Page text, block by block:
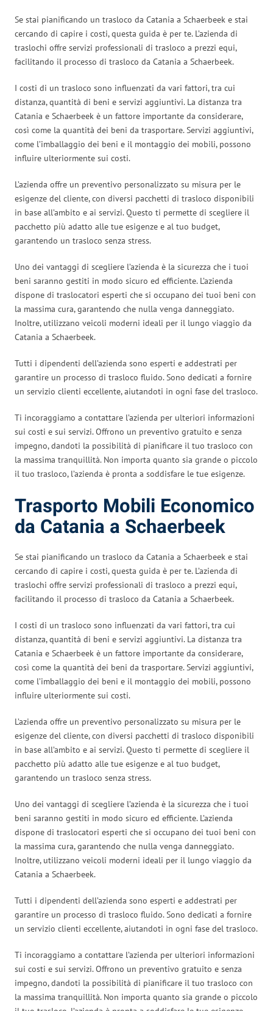
Se stai pianificando un trasloco da Catania a Schaerbeek e stai
cercando di capire i costi, questa guida è per te. L’azienda di
traslochi offre servizi professionali di trasloco a prezzi equi,
facilitando il processo di trasloco da Catania a Schaerbeek.
I costi di un trasloco sono influenzati da vari fattori, tra cui
distanza, quantità di beni e servizi aggiuntivi. La distanza tra
Catania e Schaerbeek è un fattore importante da considerare,
così come la quantità dei beni da trasportare. Servizi aggiuntivi,
come l’imballaggio dei beni e il montaggio dei mobili, possono
influire ulteriormente sui costi.
L’azienda offre un preventivo personalizzato su misura per le
esigenze del cliente, con diversi pacchetti di trasloco disponibili
in base all’ambito e ai servizi. Questo ti permette di scegliere il
pacchetto più adatto alle tue esigenze e al tuo budget,
garantendo un trasloco senza stress.
Uno dei vantaggi di scegliere l’azienda è la sicurezza che i tuoi
beni saranno gestiti in modo sicuro ed efficiente. L’azienda
dispone di traslocatori esperti che si occupano dei tuoi beni con
la massima cura, garantendo che nulla venga danneggiato.
Inoltre, utilizzano veicoli moderni ideali per il lungo viaggio da
Catania a Schaerbeek.
Tutti i dipendenti dell’azienda sono esperti e addestrati per
garantire un processo di trasloco fluido. Sono dedicati a fornire
un servizio clienti eccellente, aiutandoti in ogni fase del trasloco.
Ti incoraggiamo a contattare l’azienda per ulteriori informazioni
sui costi e sui servizi. Offrono un preventivo gratuito e senza
impegno, dandoti la possibilità di pianificare il tuo trasloco con
la massima tranquillità. Non importa quanto sia grande o piccolo
il tuo trasloco, l’azienda è pronta a soddisfare le tue esigenze.
Trasporto Mobili Economico
da Catania a Schaerbeek
Se stai pianificando un trasloco da Catania a Schaerbeek e stai
cercando di capire i costi, questa guida è per te. L’azienda di
traslochi offre servizi professionali di trasloco a prezzi equi,
facilitando il processo di trasloco da Catania a Schaerbeek.
I costi di un trasloco sono influenzati da vari fattori, tra cui
distanza, quantità di beni e servizi aggiuntivi. La distanza tra
Catania e Schaerbeek è un fattore importante da considerare,
così come la quantità dei beni da trasportare. Servizi aggiuntivi,
come l’imballaggio dei beni e il montaggio dei mobili, possono
influire ulteriormente sui costi.
L’azienda offre un preventivo personalizzato su misura per le
esigenze del cliente, con diversi pacchetti di trasloco disponibili
in base all’ambito e ai servizi. Questo ti permette di scegliere il
pacchetto più adatto alle tue esigenze e al tuo budget,
garantendo un trasloco senza stress.
Uno dei vantaggi di scegliere l’azienda è la sicurezza che i tuoi
beni saranno gestiti in modo sicuro ed efficiente. L’azienda
dispone di traslocatori esperti che si occupano dei tuoi beni con
la massima cura, garantendo che nulla venga danneggiato.
Inoltre, utilizzano veicoli moderni ideali per il lungo viaggio da
Catania a Schaerbeek.
Tutti i dipendenti dell’azienda sono esperti e addestrati per
garantire un processo di trasloco fluido. Sono dedicati a fornire
un servizio clienti eccellente, aiutandoti in ogni fase del trasloco.
Ti incoraggiamo a contattare l’azienda per ulteriori informazioni
sui costi e sui servizi. Offrono un preventivo gratuito e senza
impegno, dandoti la possibilità di pianificare il tuo trasloco con
la massima tranquillità. Non importa quanto sia grande o piccolo